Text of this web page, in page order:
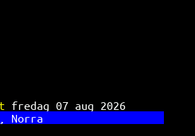
fredag 07 aug 2026
Ettan, Norra